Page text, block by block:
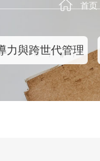
首页
力與跨世代管理